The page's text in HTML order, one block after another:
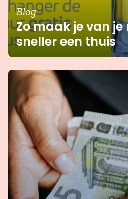
Blog
Zo maak je van je
sneller een thuis